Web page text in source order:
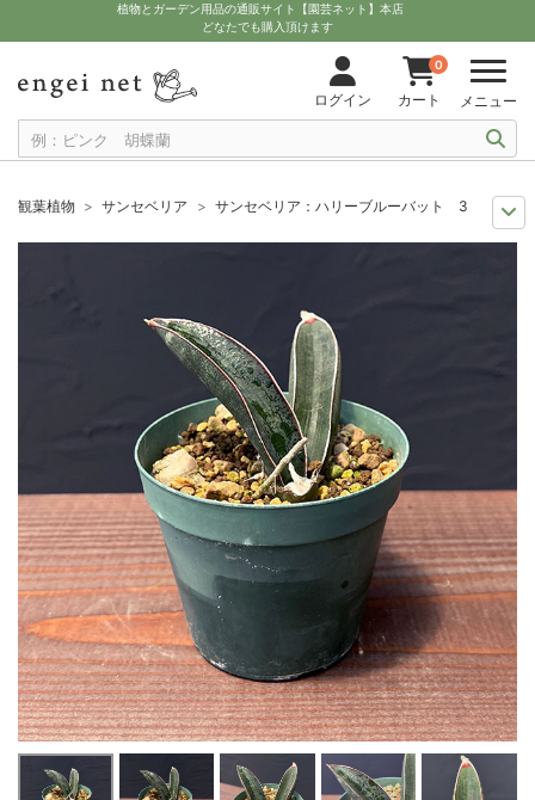
植物とガーデン用品の通販サイト【園芸ネット】本店
どなたでも購入頂けます
ログイン
0
カート メニュー
観葉植物 サンセベリア
サンセベリア：ハリーブルーバット 3号
観葉植物特集
バイヤーセレクト
サンセベリア：ハリーブルーバット 3